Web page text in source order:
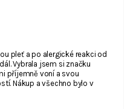
pleť a po alergické reakci od
Vybrala jsem si značku
příjemně voní a svou
Nákup a všechno bylo v